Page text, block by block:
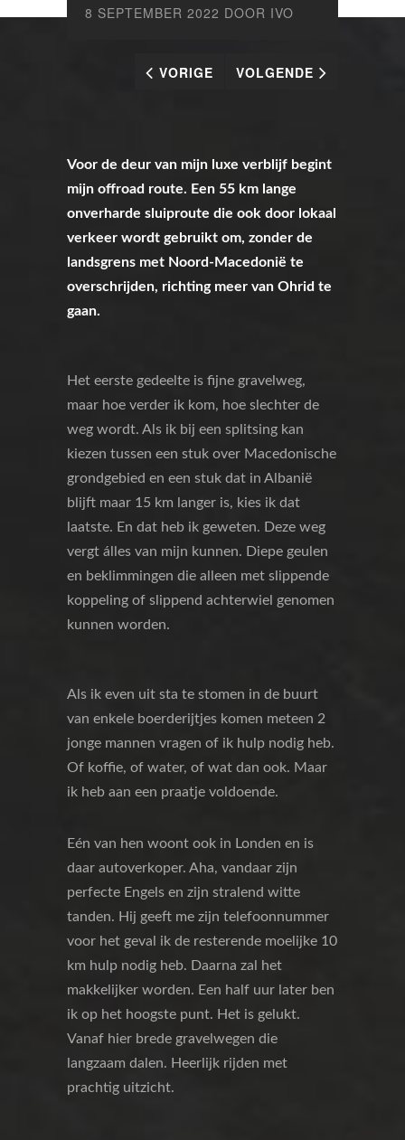
VORIGE VOLGENDE
8 SEPTEMBER 2022 DOOR IVO
Voor de deur van mijn luxe verblijf begint
mijn offroad route. Een 55 km lange
onverharde sluiproute die ook door lokaal
verkeer wordt gebruikt om, zonder de
landsgrens met Noord-Macedonië te
overschrijden, richting meer van Ohrid te
gaan.
Het eerste gedeelte is fijne gravelweg,
maar hoe verder ik kom, hoe slechter de
weg wordt. Als ik bij een splitsing kan
kiezen tussen een stuk over Macedonische
grondgebied en een stuk dat in Albanië
blijft maar 15 km langer is, kies ik dat
laatste. En dat heb ik geweten. Deze weg
vergt álles van mijn kunnen. Diepe geulen
en beklimmingen die alleen met slippende
koppeling of slippend achterwiel genomen
kunnen worden.
Als ik even uit sta te stomen in de buurt
van enkele boerderijtjes komen meteen 2
jonge mannen vragen of ik hulp nodig heb.
Of koffie, of water, of wat dan ook. Maar
ik heb aan een praatje voldoende.
Eén van hen woont ook in Londen en is
daar autoverkoper. Aha, vandaar zijn
perfecte Engels en zijn stralend witte
tanden. Hij geeft me zijn telefoonnummer
voor het geval ik de resterende moelijke 10
km hulp nodig heb. Daarna zal het
makkelijker worden. Een half uur later ben
ik op het hoogste punt. Het is gelukt.
Vanaf hier brede gravelwegen die
langzaam dalen. Heerlijk rijden met
prachtig uitzicht.